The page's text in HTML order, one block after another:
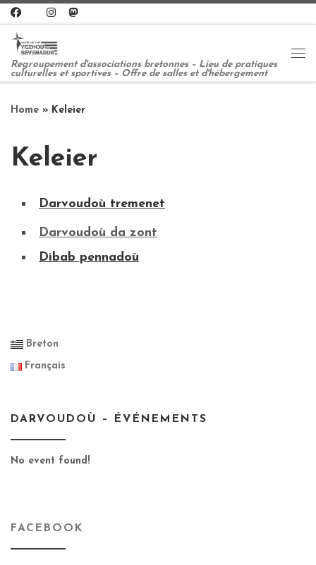
Skip to content
Regroupement d'associations bretonnes – Lieu de pratiques
culturelles et sportives – Offre de salles et d'hébergement
Home » Keleier
Keleier
Darvoudoù tremenet
Darvoudoù da zont
Dibab pennadoù
Breton
Français
DARVOUDOÙ – ÉVÉNEMENTS
No event found!
FACEBOOK